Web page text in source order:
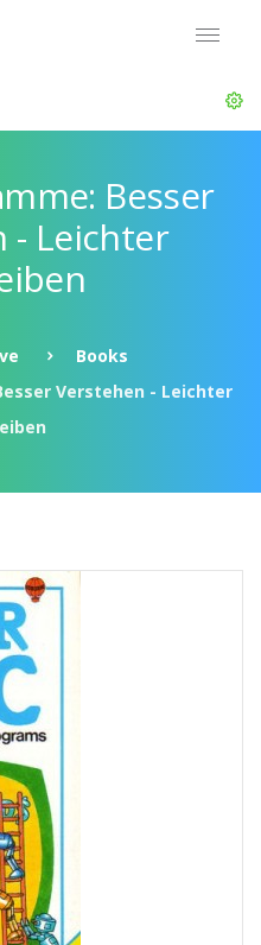
Besser
- Leichter
Books
Verstehen - Leichter